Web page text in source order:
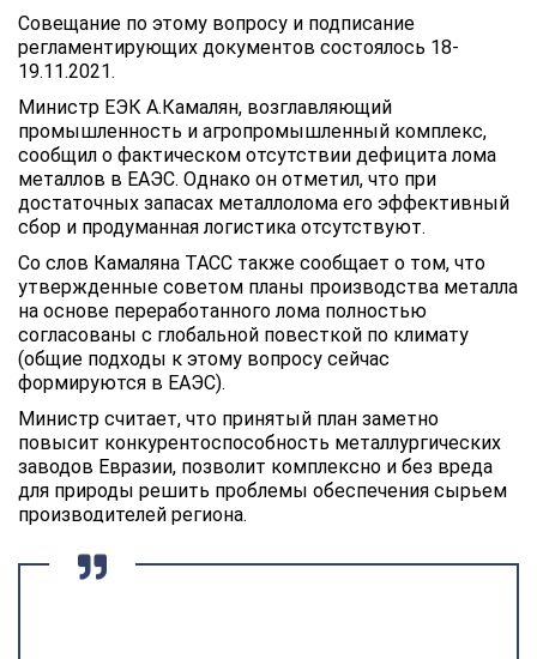
Совещание по этому вопросу и подписание
регламентирующих документов состоялось 18-
19.11.2021.
Министр ЕЭК А.Камалян, возглавляющий
промышленность и агропромышленный комплекс,
сообщил о фактическом отсутствии дефицита лома
металлов в ЕАЭС. Однако он отметил, что при
достаточных запасах металлолома его эффективный
сбор и продуманная логистика отсутствуют.
Со слов Камаляна ТАСС также сообщает о том, что
утвержденные советом планы производства металла
на основе переработанного лома полностью
согласованы с глобальной повесткой по климату
(общие подходы к этому вопросу сейчас
формируются в ЕАЭС).
Министр считает, что принятый план заметно
повысит конкурентоспособность металлургических
заводов Евразии, позволит комплексно и без вреда
для природы решить проблемы обеспечения сырьем
производителей региона.